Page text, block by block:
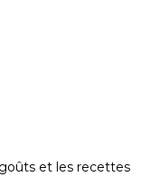
et les recettes